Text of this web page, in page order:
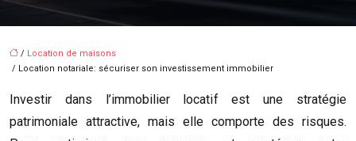
/ Location de maisons
/ Location notariale: sécuriser son investissement immobilier
Investir dans l’immobilier locatif est une stratégie
patrimoniale attractive, mais elle comporte des risques.